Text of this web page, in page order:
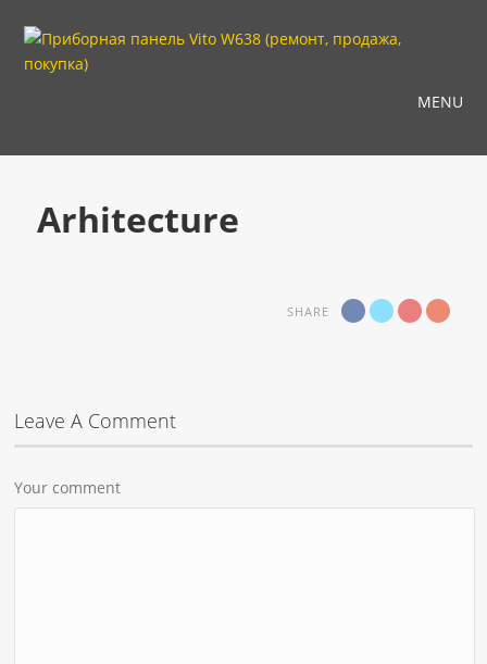
MENU
Arhitecture
SHARE
Leave A Comment
Your comment